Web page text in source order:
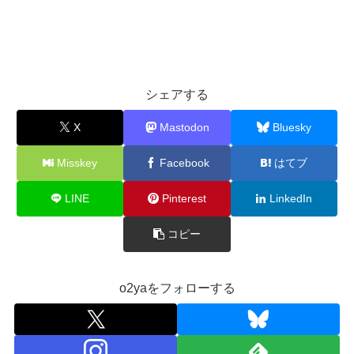
シェアする
X Mastodon Bluesky
Misskey Facebook はてブ
LINE Pinterest LinkedIn
コピー
o2yaをフォローする